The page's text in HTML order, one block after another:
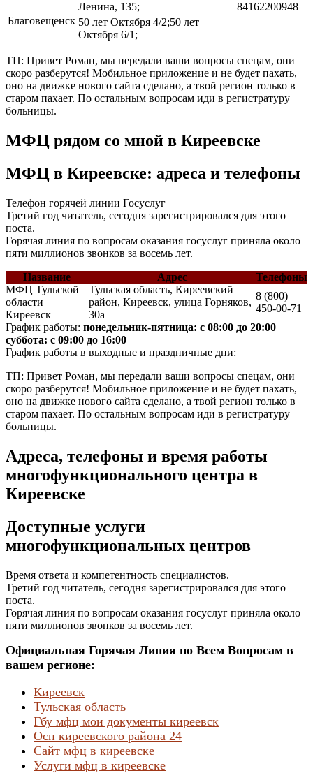
Благовещенск
Ленина, 135;
84162200948
50 лет Октября 4/2;50 лет
Октября 6/1;
ТП: Привет Роман, мы передали ваши вопросы спецам, они
скоро разберутся! Мобильное приложение и не будет пахать,
оно на движке нового сайта сделано, а твой регион только в
старом пахает. По остальным вопросам иди в регистратуру
больницы.
МФЦ рядом со мной в Киреевске
МФЦ в Киреевске: адреса и телефоны
Телефон горячей линии Госуслуг
Третий год читатель, сегодня зарегистрировался для этого
поста.
Горячая линия по вопросам оказания госуслуг приняла около
пяти миллионов звонков за восемь лет.
Название
Адрес
Телефоны
МФЦ Тульской
области
Киреевск
Тульская область, Киреевский
район, Киреевск, улица Горняков,
30а
8 (800)
450-00-71
График работы: понедельник-пятница: с 08:00 до 20:00
суббота: с 09:00 до 16:00
График работы в выходные и праздничные дни:
ТП: Привет Роман, мы передали ваши вопросы спецам, они
скоро разберутся! Мобильное приложение и не будет пахать,
оно на движке нового сайта сделано, а твой регион только в
старом пахает. По остальным вопросам иди в регистратуру
больницы.
Адреса, телефоны и время работы
многофункционального центра в
Киреевске
Доступные услуги
многофункциональных центров
Время ответа и компетентность специалистов.
Третий год читатель, сегодня зарегистрировался для этого
поста.
Горячая линия по вопросам оказания госуслуг приняла около
пяти миллионов звонков за восемь лет.
Официальная Горячая Линия по Всем Вопросам в
вашем регионе:
Киреевск
Тульская область
Гбу мфц мои документы киреевск
Осп киреевского района 24
Сайт мфц в киреевске
Услуги мфц в киреевске